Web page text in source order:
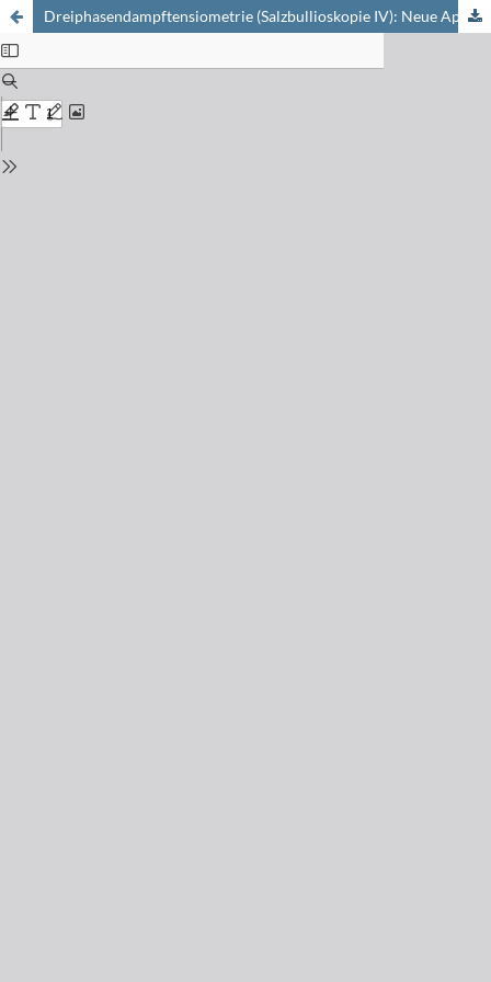
Dreiphasendampftensiometrie (Salzbullioskopie IV): Neue Apparatur und Anwendung